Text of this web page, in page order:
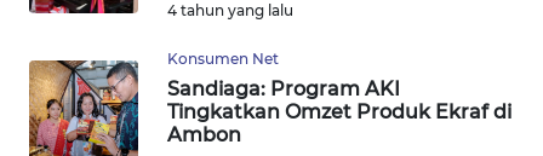
4 tahun yang lalu
Konsumen Net
Sandiaga: Program AKI
Tingkatkan Omzet Produk Ekraf di
Ambon
WN
WN
SERAMBI